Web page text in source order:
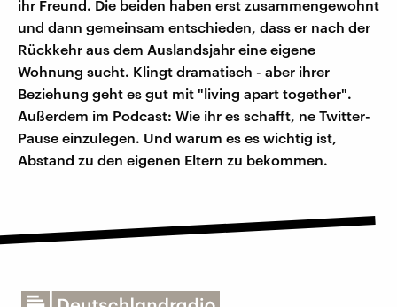
ihr Freund. Die beiden haben erst zusammengewohnt
und dann gemeinsam entschieden, dass er nach der
Rückkehr aus dem Auslandsjahr eine eigene
Wohnung sucht. Klingt dramatisch - aber ihrer
Beziehung geht es gut mit "living apart together".
Außerdem im Podcast: Wie ihr es schafft, ne Twitter-
Pause einzulegen. Und warum es es wichtig ist,
Abstand zu den eigenen Eltern zu bekommen.